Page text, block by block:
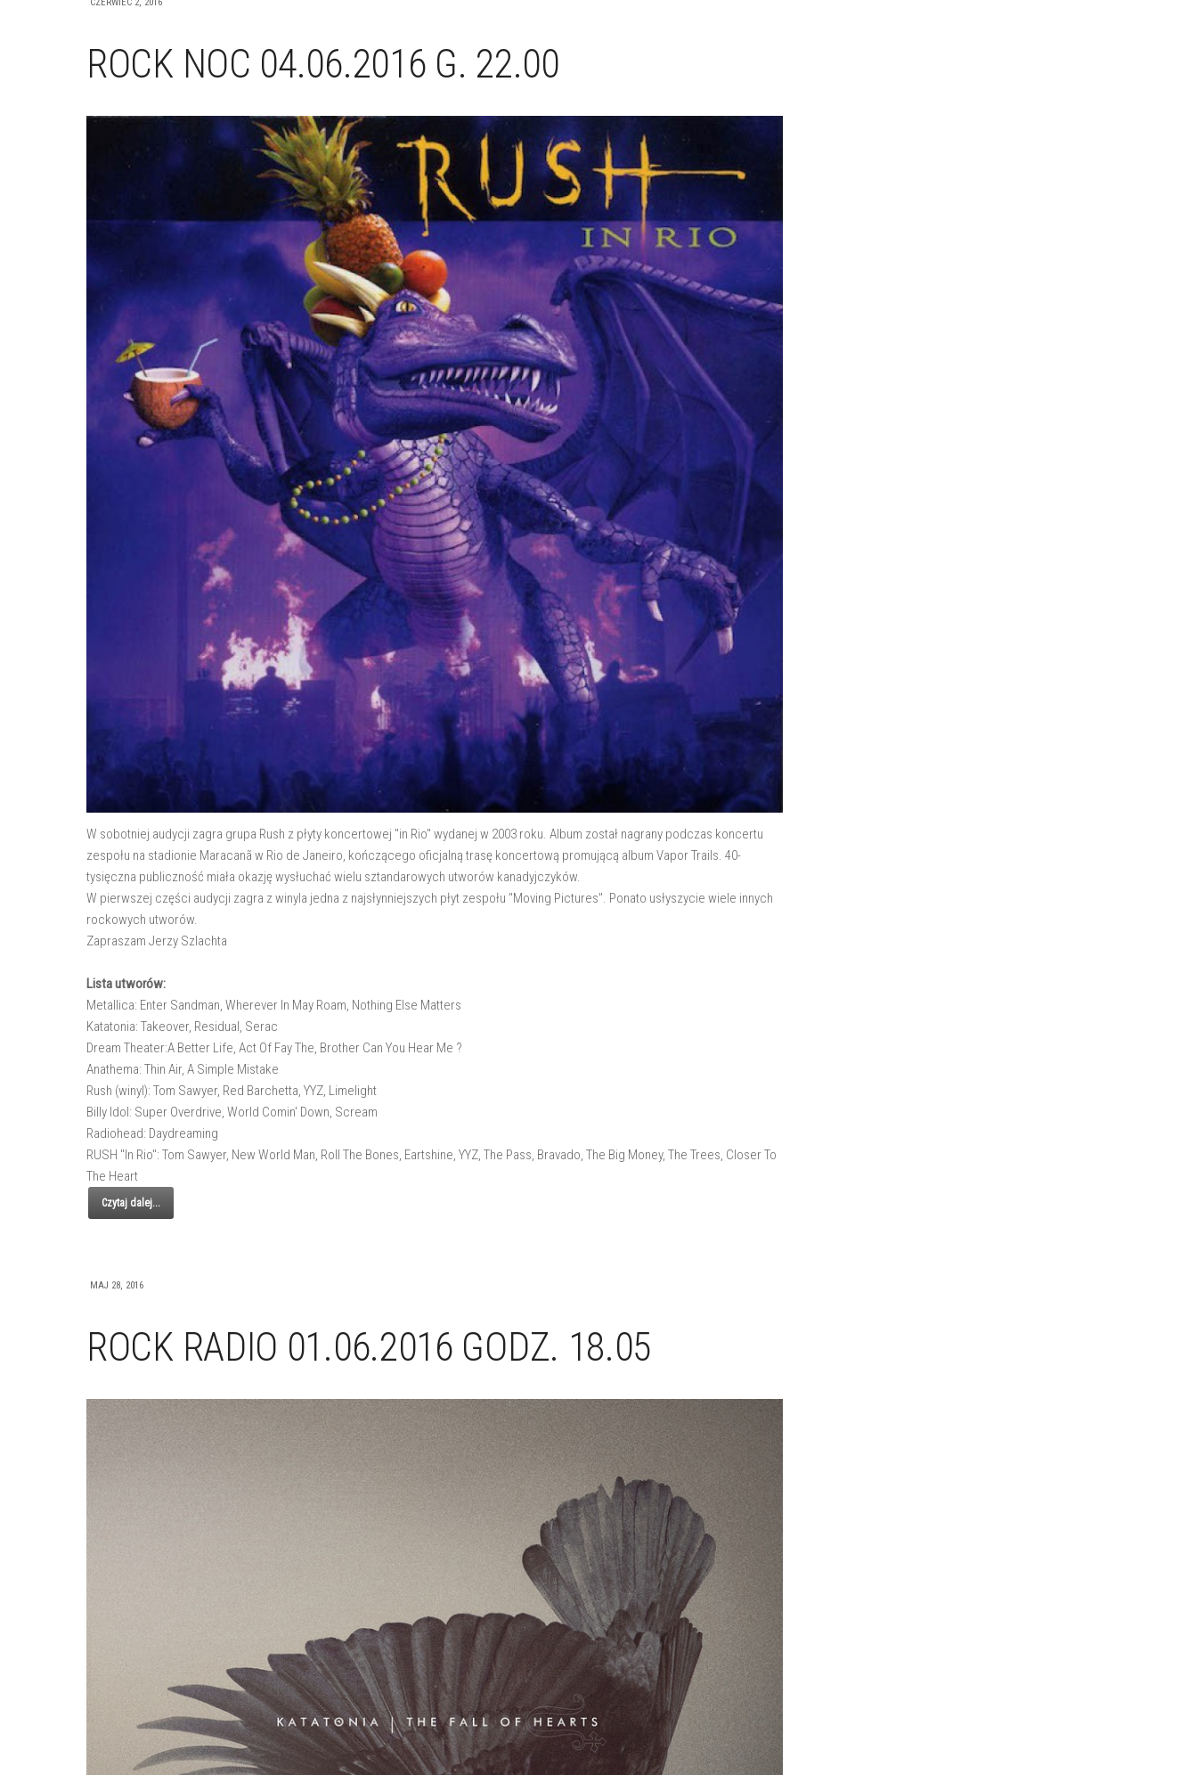
ROCK NOC 04.06.2016 G. 22.00
W sobotniej audycji zagra grupa Rush z płyty koncertowej "in Rio" wydanej w 2003 roku. Album został nagrany podczas koncertu
zespołu na stadionie Maracanã w Rio de Janeiro, kończącego oficjalną trasę koncertową promującą album Vapor Trails. 40-
tysięczna publiczność miała okazję wysłuchać wielu sztandarowych utworów kanadyjczyków.
W pierwszej części audycji zagra z winyla jedna z najsłynniejszych płyt zespołu "Moving Pictures". Ponato usłyszycie wiele innych
rockowych utworów.
Zapraszam Jerzy Szlachta
Lista utworów:
Metallica: Enter Sandman, Wherever In May Roam, Nothing Else Matters
Katatonia: Takeover, Residual, Serac
Dream Theater:A Better Life, Act Of Fay The, Brother Can You Hear Me ?
Anathema: Thin Air, A Simple Mistake
Rush (winyl): Tom Sawyer, Red Barchetta, YYZ, Limelight
Billy Idol: Super Overdrive, World Comin' Down, Scream
Radiohead: Daydreaming
RUSH "In Rio": Tom Sawyer, New World Man, Roll The Bones, Eartshine, YYZ, The Pass, Bravado, The Big Money, The Trees, Closer To
The Heart
Czytaj dalej...
MAJ 28, 2016
ROCK RADIO 01.06.2016 GODZ. 18.05